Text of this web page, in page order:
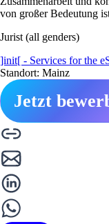
von großer Bedeutung
Jurist (all genders)
]init[ - Services for the
Standort: Mainz
Jetzt